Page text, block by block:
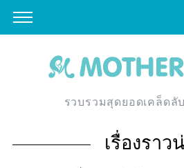
รวบรวมสุดยอดเคล็ดลั
เรื่องราว